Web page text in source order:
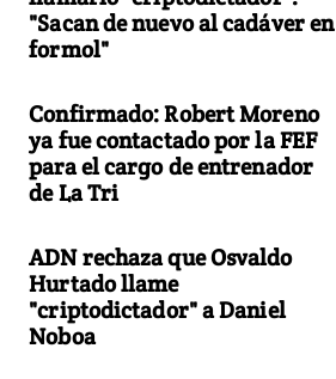
"Sacan de nuevo al cadáver en
formol"
Confirmado: Robert Moreno
ya fue contactado por la FEF
para el cargo de entrenador
de La Tri
ADN rechaza que Osvaldo
Hurtado llame
"criptodictador" a Daniel
Noboa